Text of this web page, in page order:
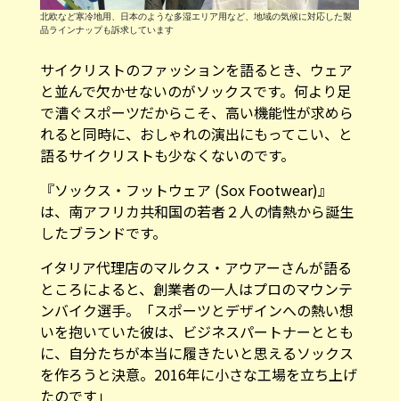
北欧など寒冷地用、日本のような多湿エリア用など、地域の気候に対応した製
品ラインナップも訴求しています
サイクリストのファッションを語るとき、ウェア
と並んで欠かせないのがソックスです。何より足
で漕ぐスポーツだからこそ、高い機能性が求めら
れると同時に、おしゃれの演出にもってこい、と
語るサイクリストも少なくないのです。
『ソックス・フットウェア (Sox Footwear) 』
は、南アフリカ共和国の若者２人の情熱から誕生
したブランドです。
イタリア代理店のマルクス・アウアーさんが語る
ところによると、創業者の一人はプロのマウンテ
ンバイク選手。「スポーツとデザインへの熱い想
いを抱いていた彼は、ビジネスパートナーととも
に、自分たちが本当に履きたいと思えるソックス
を作ろうと決意。2016年に小さな工場を立ち上げ
たのです」